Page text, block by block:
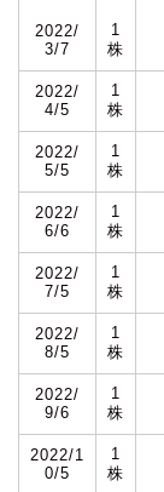
2022/
3/7
1
株
2022/
4/5
1
株
2022/
5/5
1
株
2022/
6/6
1
株
2022/
7/5
1
株
2022/
8/5
1
株
2022/
9/6
1
株
2022/1
0/5
1
株